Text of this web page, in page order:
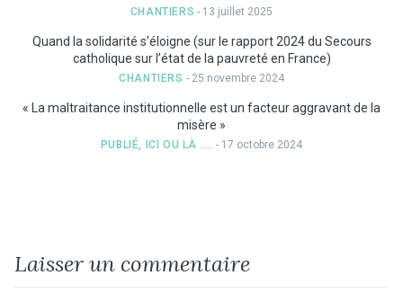
CHANTIERS - 13 juillet 2025
Quand la solidarité s’éloigne (sur le rapport 2024 du Secours
catholique sur l’état de la pauvreté en France)
CHANTIERS - 25 novembre 2024
« La maltraitance institutionnelle est un facteur aggravant de la
misère »
PUBLIÉ, ICI OU LÀ .... - 17 octobre 2024
Laisser un commentaire